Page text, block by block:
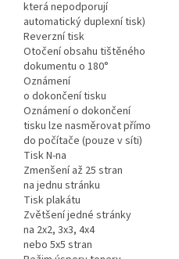
která nepodporují
automatický duplexní tisk)
Reverzní tisk
Otočení obsahu tištěného
dokumentu o 180°
Oznámení
o dokončení tisku
Oznámení o dokončení
tisku lze nasměrovat přímo
do počítače (pouze v síti)
Tisk N-na
Zmenšení až 25 stran
na jednu stránku
Tisk plakátu
Zvětšení jedné stránky
na 2x2, 3x3, 4x4
nebo 5x5 stran